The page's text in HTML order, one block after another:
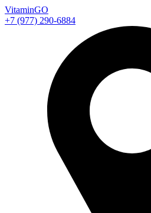
VitaminGO
+7 (977) 290-6884